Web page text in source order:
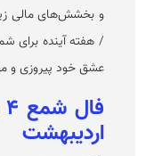
و بخشش‌های مالی
/ هفته آینده برای
عشق خود پیروزی و
اردیبهشت